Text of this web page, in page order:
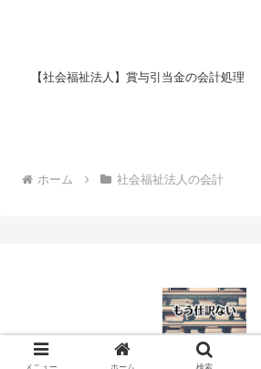
【社会福祉法人】賞与引当金の会計処理
ホーム 社会福祉法人の会計
© 2016 もう仕訳ない.
メニュー ホーム 検索